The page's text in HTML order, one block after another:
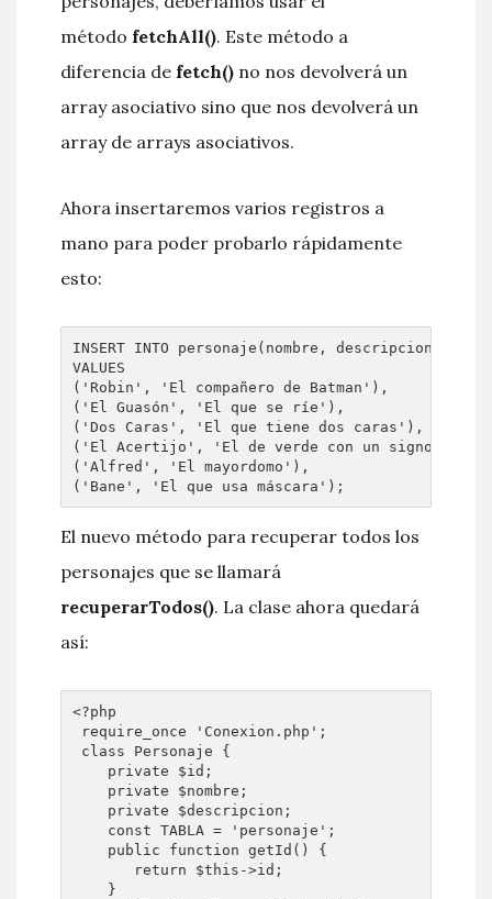
método fetchAll(). Este método a
diferencia de fetch() no nos devolverá un
array asociativo sino que nos devolverá un
array de arrays asociativos.
Ahora insertaremos varios registros a
mano para poder probarlo rápidamente
esto:
INSERT INTO personaje(nombre, descripcion)
VALUES
('Robin', 'El compañero de Batman'),
('El Guasón', 'El que se ríe'),
('Dos Caras', 'El que tiene dos caras'),
('El Acertijo', 'El de verde con un signo de
('Alfred', 'El mayordomo'),
('Bane', 'El que usa máscara');
El nuevo método para recuperar todos los
personajes que se llamará
recuperarTodos(). La clase ahora quedará
así:
<?php
require_once 'Conexion.php';
class Personaje {
    private $id;
    private $nombre;
    private $descripcion;
    const TABLA = 'personaje';
    public function getId() {
       return $this->id;
    }